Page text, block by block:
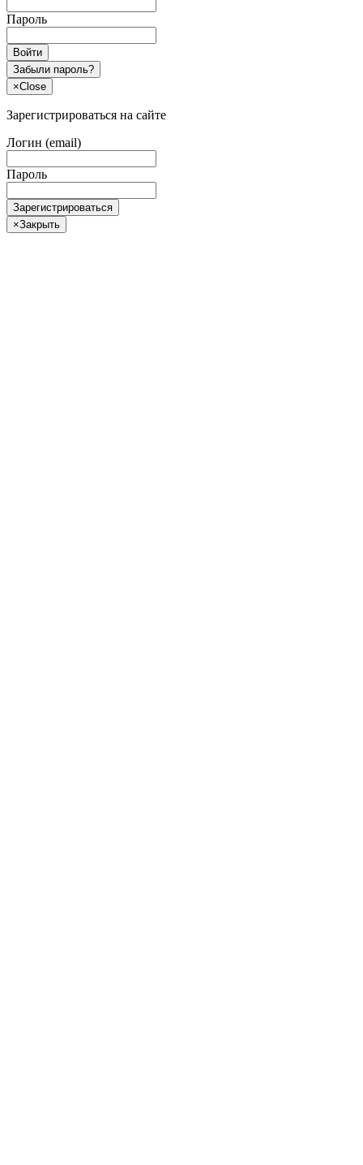
Пароль
Войти
Забыли пароль?
×Close
Зарегистрироваться на сайте
Логин (email)
Пароль
Зарегистрироваться
×Закрыть